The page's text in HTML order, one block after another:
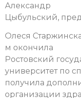
Александр
Цыбульский,
Олеся
м окончила
Ростовский
университет по
получила
организации